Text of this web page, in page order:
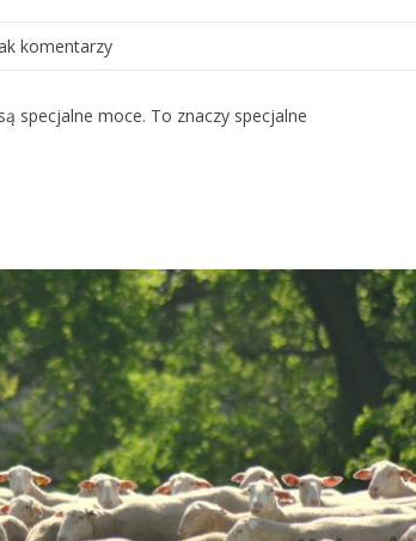
komentarzy
specjalne moce. To znaczy specjalne